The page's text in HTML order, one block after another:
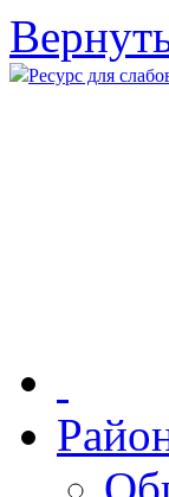
Ресурс для